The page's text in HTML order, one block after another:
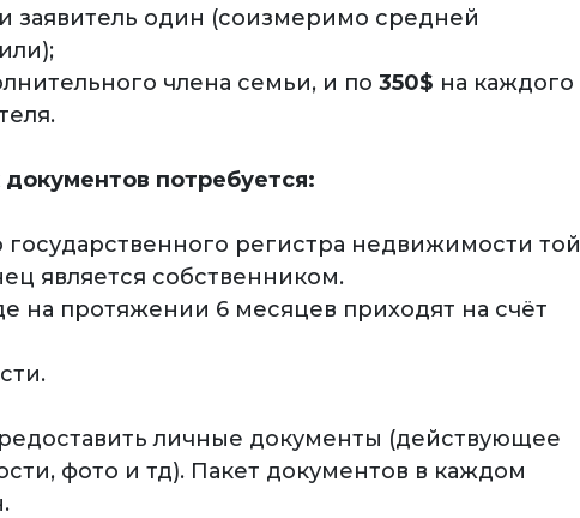
заявитель один (соизмеримо средней
члена семьи, и по 350$ на каждого
потребуется:
государственного регистра недвижимости той
является собственником.
на протяжении 6 месяцев приходят на счёт
личные документы (действующее
фото и тд). Пакет документов в каждом